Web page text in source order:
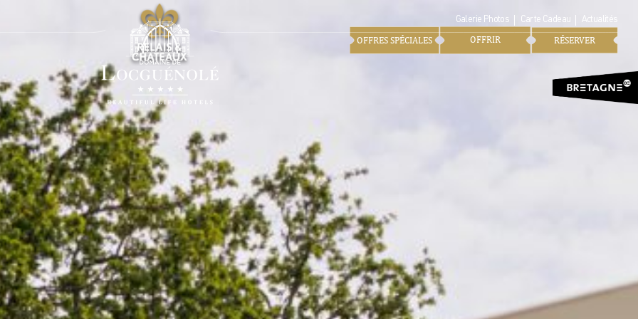
Galerie Photos Carte Cadeau Actualités
RÉSERVER
OFFRIR
OFFRES SPÉCIALES